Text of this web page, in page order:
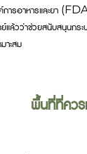
การอาหารและยา
แล้วว่าช่วยสนับสนุนกร
าะสม
พื้นที่ที่คว